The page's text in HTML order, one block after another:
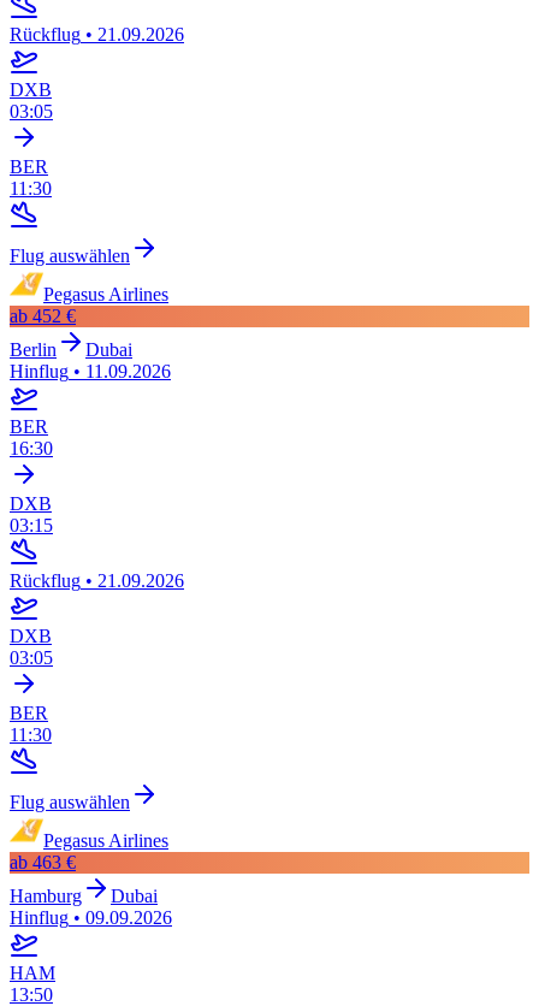
Rückflug • 21.09.2026
DXB
03:05
BER
11:30
Flug auswählen
Pegasus Airlines
ab 452 €
Berlin
Dubai
Hinflug • 11.09.2026
BER
16:30
DXB
03:15
Rückflug • 21.09.2026
DXB
03:05
BER
11:30
Flug auswählen
Pegasus Airlines
ab 463 €
Hamburg
Dubai
Hinflug • 09.09.2026
HAM
13:50